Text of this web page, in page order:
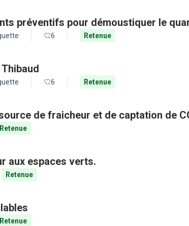
préventifs pour démoustiquer le
6 Retenue
6 Retenue
de fraicheur et de captation de
Retenue
aux espaces verts.
Retenue
Retenue